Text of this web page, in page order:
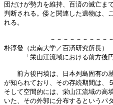
団だけが勢力を維持、百済の滅亡ま
判断される。倭と関連した遺物は、
れる。
－－－－－－－－－－－－
朴淳發（忠南大学／百済研究所長）
「栄山江流域における前方後円
前方後円墳は、日本列島固有の墓
が知られており、その存続期間は、
そして空間的には、栄山江流域の高
いた、その外郭に分布するというパ